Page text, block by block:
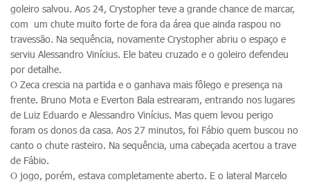
goleiro salvou. Aos 24, Crystopher teve a grande chance de marcar,
com um chute muito forte de fora da área que ainda raspou no
travessão. Na sequência, novamente Crystopher abriu o espaço e
serviu Alessandro Vinícius. Ele bateu cruzado e o goleiro defendeu
por detalhe.
O Zeca crescia na partida e o ganhava mais fôlego e presença na
frente. Bruno Mota e Everton Bala estrearam, entrando nos lugares
de Luiz Eduardo e Alessandro Vinícius. Mas quem levou perigo
foram os donos da casa. Aos 27 minutos, foi Fábio quem buscou no
canto o chute rasteiro. Na sequência, uma cabeçada acertou a trave
de Fábio.
O jogo, porém, estava completamente aberto. E o lateral Marcelo